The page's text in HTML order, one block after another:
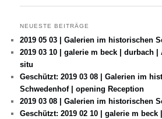
NEUESTE BEITRÄGE
2019 05 03 | Galerien im historischen
2019 03 10 | galerie m beck | durbach
situ
Geschützt: 2019 03 08 | Galerien im
Schwedenhof | opening Reception
2019 03 08 | Galerien im historischen
Geschützt: 2019 02 10 | galerie m